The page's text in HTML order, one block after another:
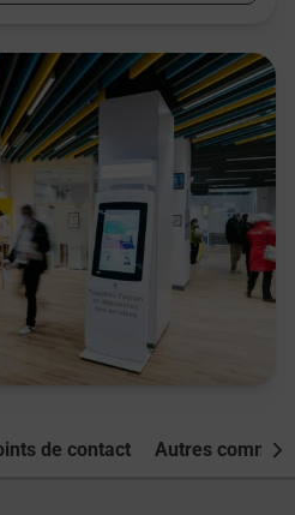
de contact Autres